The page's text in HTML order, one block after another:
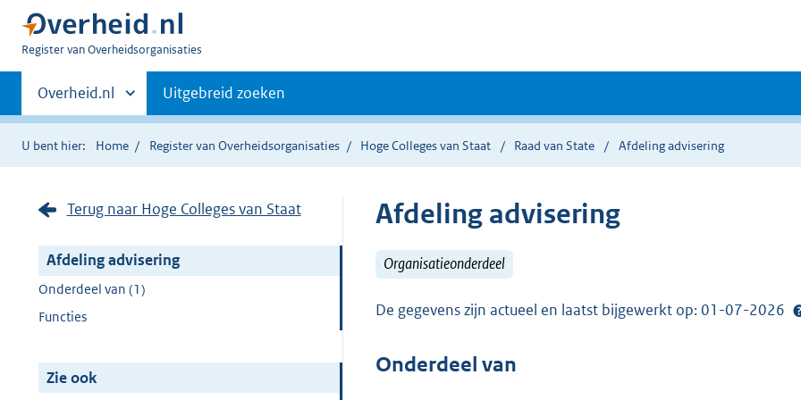
U
Register van Overheidsorganisaties
Primaire
navigatie
Andere
sites
binnen
Overheid.nl Uitgebreid zoeken
U bent hier: Home Register van Overheidsorganisaties Hoge Colleges van Staat Raad van State Afdeling advisering
Terug naar Hoge Colleges van Staat
Afdeling advisering
Onderdeel van (1)
Functies
Zie ook
Afdeling advisering
Organisatieonderdeel
De gegevens zijn actueel en laatst bijgewerkt op: 01-07-2026
Onderdeel van